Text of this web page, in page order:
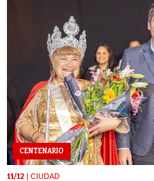
CENTENARIO
11/12 | CIUDAD